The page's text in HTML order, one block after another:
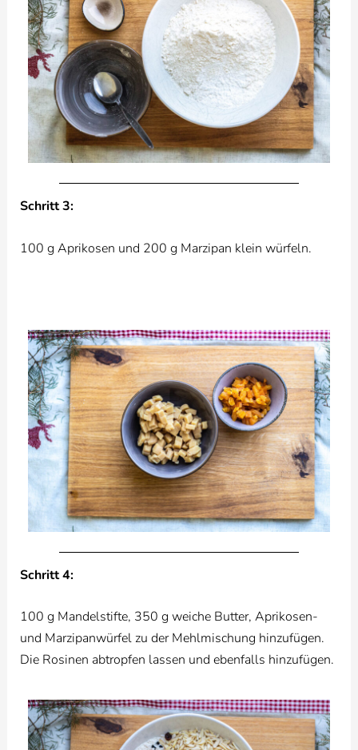
Schritt 3:
100 g Aprikosen und 200 g Marzipan klein würfeln.
Schritt 4:
100 g Mandelstifte, 350 g weiche Butter, Aprikosen-
und Marzipanwürfel zu der Mehlmischung hinzufügen.
Die Rosinen abtropfen lassen und ebenfalls hinzufügen.